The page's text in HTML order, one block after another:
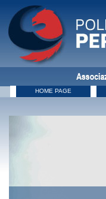
HOME PAGE